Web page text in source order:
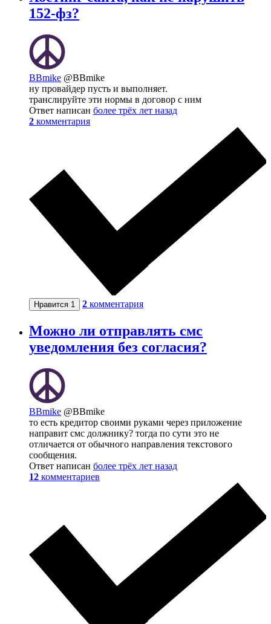
152-фз?
BBmike @BBmike
ну провайдер пусть и выполняет.
транслируйте эти нормы в договор с ним
Ответ написан более трёх лет назад
2 комментария
Нравится 1 2 комментария
Можно ли отправлять смс
уведомления без согласия?
BBmike @BBmike
то есть кредитор своими руками через приложение
направит смс должнику? тогда по сути это не
отличается от обычного направления текстового
сообщения.
Ответ написан более трёх лет назад
12 комментариев